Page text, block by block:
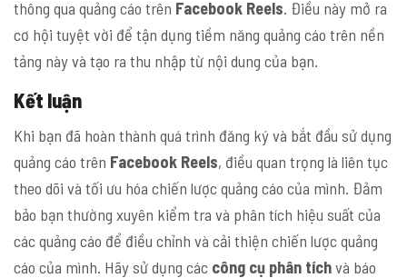
thông qua quảng cáo trên Facebook Reels. Điều này mở ra
cơ hội tuyệt vời để tận dụng tiềm năng quảng cáo trên nền
tảng này và tạo ra thu nhập từ nội dung của bạn.
Kết luận
Khi bạn đã hoàn thành quá trình đăng ký và bắt đầu sử dụng
quảng cáo trên Facebook Reels, điều quan trọng là liên tục
theo dõi và tối ưu hóa chiến lược quảng cáo của mình. Đảm
bảo bạn thường xuyên kiểm tra và phân tích hiệu suất của
các quảng cáo để điều chỉnh và cải thiện chiến lược quảng
cáo của mình. Hãy sử dụng các công cụ phân tíchvà báo